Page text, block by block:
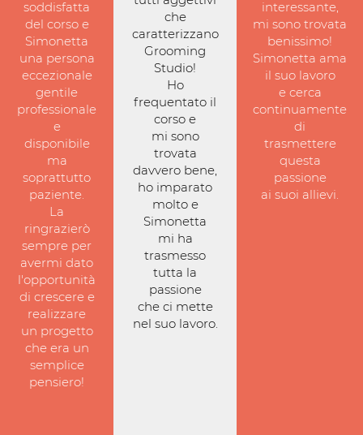
soddisfatta
del corso e
Simonetta
una persona
eccezionale
gentile
professionale
e
disponibile
ma
soprattutto
paziente.
La
ringrazierò
sempre per
avermi dato
l'opportunità
di crescere e
realizzare
un progetto
che era un
semplice
pensiero!
che
caratterizzano
Grooming
Studio!
Ho
frequentato il
corso e
mi sono
trovata
davvero bene,
ho imparato
molto e
Simonetta
mi ha
trasmesso
tutta la
passione
che ci mette
nel suo lavoro.
interessante,
mi sono trovata
benissimo!
Simonetta ama
il suo lavoro
e cerca
continuamente
di
trasmettere
questa
passione
ai suoi allievi.